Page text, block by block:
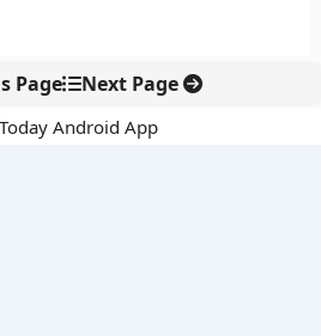
Page Next Page
Android App